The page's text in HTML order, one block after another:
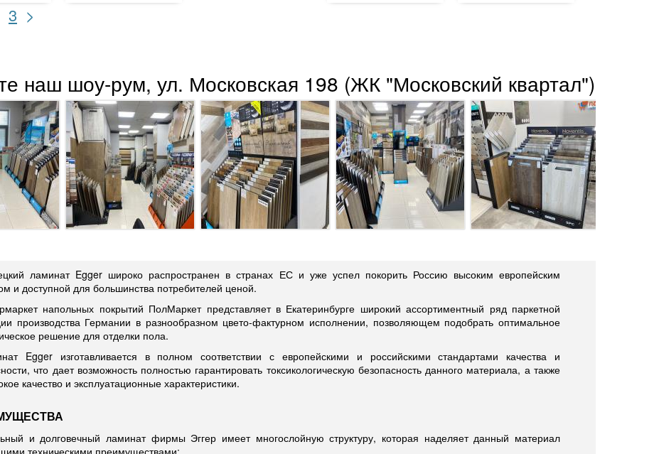
3 >
наш шоу-рум, ул. Московская 198 (ЖК "Московский квартал")
ламинат Egger широко распространен в странах ЕС и уже успел покорить Россию высоким европейским
и доступной для большинства потребителей ценой.
напольных покрытий ПолМаркет представляет в Екатеринбурге широкий ассортиментный ряд паркетной
производства Германии в разнообразном цвето-фактурном исполнении, позволяющем подобрать оптимальное
решение для отделки пола.
Egger изготавливается в полном соответствии с европейскими и российскими стандартами качества и
что дает возможность полностью гарантировать токсикологическую безопасность данного материала, а также
качество и эксплуатационные характеристики.
и долговечный ламинат фирмы Эггер имеет многослойную структуру, которая наделяет данный материал
техническими преимуществами: